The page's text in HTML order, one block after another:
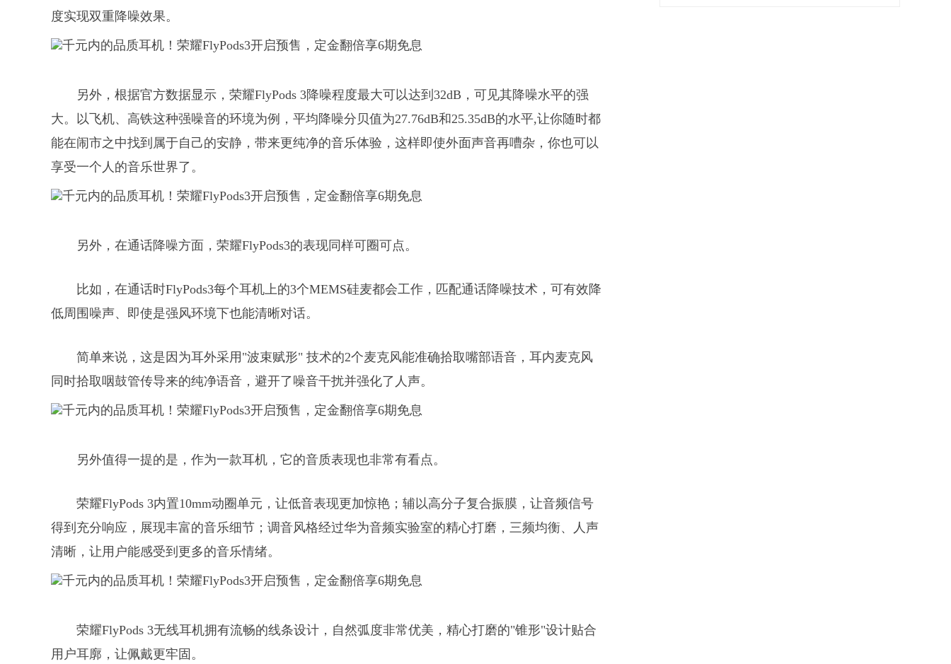
度实现双重降噪效果。
另外，根据官方数据显示，荣耀FlyPods 3降噪程度最大可以达到32dB，可见其降噪水平的强
大。以飞机、高铁这种强噪音的环境为例，平均降噪分贝值为27.76dB和25.35dB的水平,让你随时都
能在闹市之中找到属于自己的安静，带来更纯净的音乐体验，这样即使外面声音再嘈杂，你也可以
享受一个人的音乐世界了。
另外，在通话降噪方面，荣耀FlyPods3的表现同样可圈可点。
比如，在通话时FlyPods3每个耳机上的3个MEMS硅麦都会工作，匹配通话降噪技术，可有效降
低周围噪声、即使是强风环境下也能清晰对话。
简单来说，这是因为耳外采用"波束赋形" 技术的2个麦克风能准确拾取嘴部语音，耳内麦克风
同时拾取咽鼓管传导来的纯净语音，避开了噪音干扰并强化了人声。
另外值得一提的是，作为一款耳机，它的音质表现也非常有看点。
荣耀FlyPods 3内置10mm动圈单元，让低音表现更加惊艳；辅以高分子复合振膜，让音频信号
得到充分响应，展现丰富的音乐细节；调音风格经过华为音频实验室的精心打磨，三频均衡、人声
清晰，让用户能感受到更多的音乐情绪。
荣耀FlyPods 3无线耳机拥有流畅的线条设计，自然弧度非常优美，精心打磨的"锥形"设计贴合
用户耳廓，让佩戴更牢固。